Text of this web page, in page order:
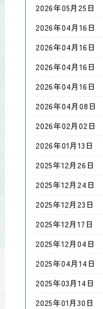
2026年05月25日
2026年04月16日
2026年04月16日
2026年04月16日
2026年04月16日
2026年04月08日
2026年02月02日
2026年01月13日
2025年12月26日
2025年12月24日
2025年12月23日
2025年12月17日
2025年12月04日
2025年04月14日
2025年03月14日
2025年01月30日